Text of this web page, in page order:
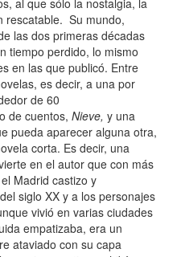
al que sólo la nostalgia, la
rescatable. Su mundo,
las dos primeras décadas
tiempo perdido, lo mismo
en las que publicó. Entre
es decir, a una por
de 60
de cuentos, Nieve, y una
pueda aparecer alguna otra,
corta. Es decir, una
en el autor que con más
Madrid castizo y
siglo XX y a los personajes
vivió en varias ciudades
empatizaba, era un
ataviado con su capa